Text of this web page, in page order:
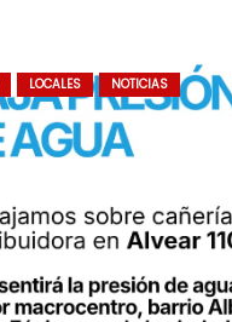
LOCALES NOTICIAS